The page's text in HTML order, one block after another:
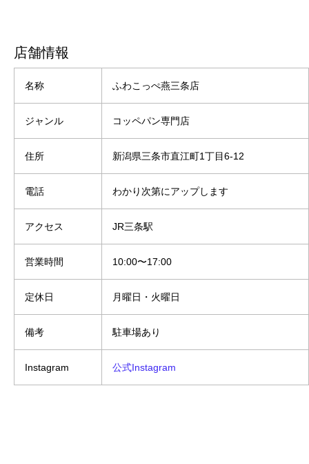
店舗情報
名称 ふわこっぺ燕三条店
ジャンル コッペパン専門店
住所 新潟県三条市直江町1丁目6-12
電話 わかり次第にアップします
アクセス JR三条駅
営業時間 10:00〜17:00
定休日 月曜日・火曜日
備考 駐車場あり
Instagram 公式Instagram